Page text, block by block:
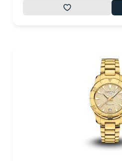
Yekun məbləğ
Alış-verişə